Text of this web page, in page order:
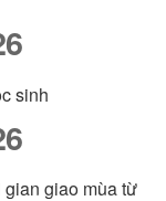
sinh
giao mùa từ